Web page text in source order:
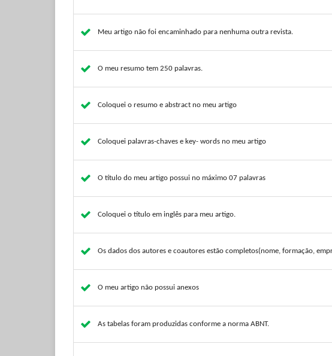
Meu artigo não foi encaminhado para nenhuma outra revista.
O meu resumo tem 250 palavras.
Coloquei o resumo e abstract no meu artigo
Coloquei palavras-chaves e key- words no meu artigo
O título do meu artigo possui no máximo 07 palavras
Coloquei o título em inglês para meu artigo.
Os dados dos autores e coautores estão completos(nome, formação,
O meu artigo não possui anexos
As tabelas foram produzidas conforme a norma ABNT.